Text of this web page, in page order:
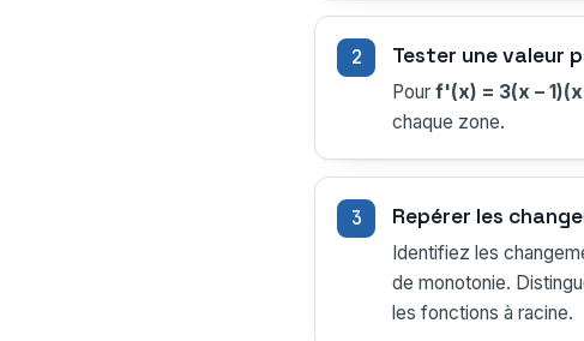
Tester une valeur
Pour f'(x) = 3(x – 1)(x
chaque zone.
Repérer les
Identifiez les
de monotonie.
les fonctions à racine.